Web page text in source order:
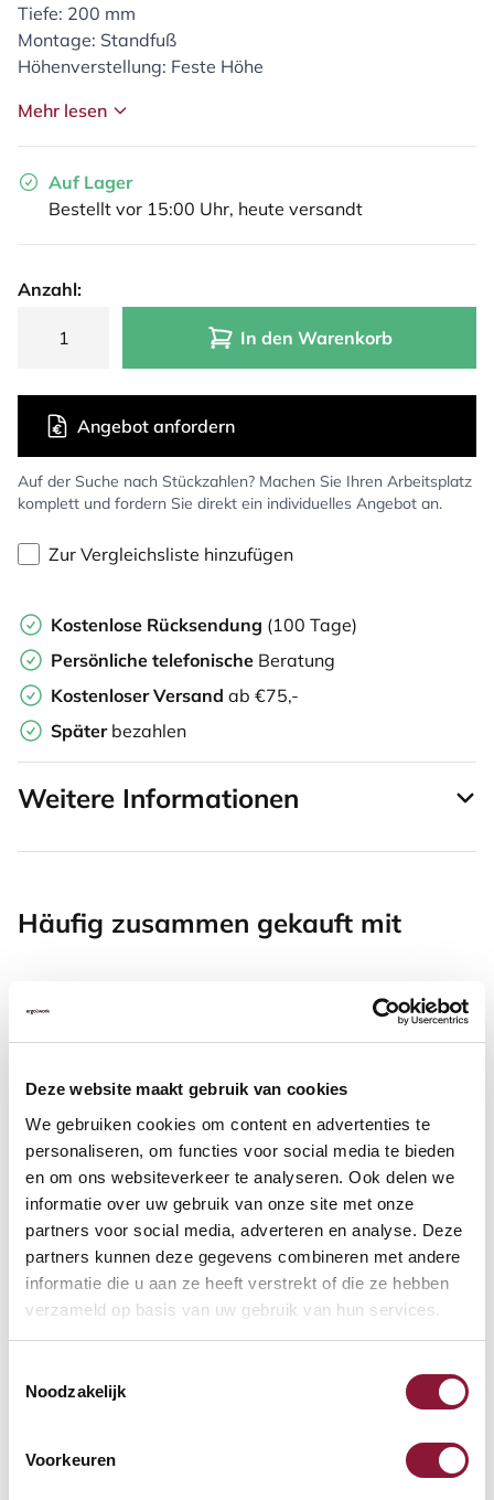
Deze website maakt gebruik van cookies
We gebruiken cookies om content en advertenties te
personaliseren, om functies voor social media te bieden
en om ons websiteverkeer te analyseren. Ook delen we
informatie over uw gebruik van onze site met onze
partners voor social media, adverteren en analyse. Deze
partners kunnen deze gegevens combineren met andere
informatie die u aan ze heeft verstrekt of die ze hebben
verzameld op basis van uw gebruik van hun services.
Noodzakelijk
Voorkeuren
Tiefe: 200 mm
Montage: Standfuß
Höhenverstellung: Feste Höhe
Mehr lesen
Auf Lager
Bestellt vor 15:00 Uhr, heute versandt
Anzahl:
In den Warenkorb
Auf der Suche nach Stückzahlen? Machen Sie Ihren Arbeitsplatz
komplett und fordern Sie direkt ein individuelles Angebot an.
Angebot anfordern
Zur Vergleichsliste hinzufügen
Kostenlose Rücksendung (100 Tage)
Persönliche telefonische Beratung
Kostenloser Versand ab €75,-
Später bezahlen
Weitere Informationen
Häufig zusammen gekauft mit
SRM Evolution vertikale
Maus rechtshändig kabellos
67,94
Inkl. MwSt.
S-board 840 Design
kabelgebundene Mini-
Tastatur US silber
68,71
SUN-FLEX® Relax Comfort